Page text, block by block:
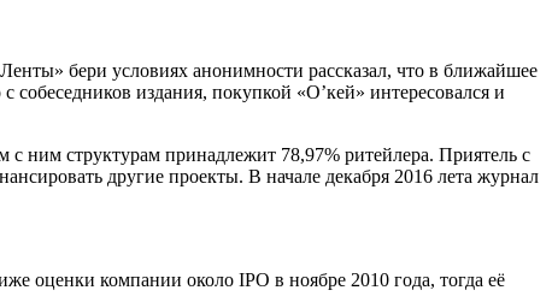
бери условиях анонимности рассказал, что в ближайшее
издания, покупкой «О’кей» интересовался и
структурам принадлежит 78,97% ритейлера. Приятель с
другие проекты. В начале декабря 2016 лета журнал
оценки компании около IPO в ноябре 2010 года, тогда её